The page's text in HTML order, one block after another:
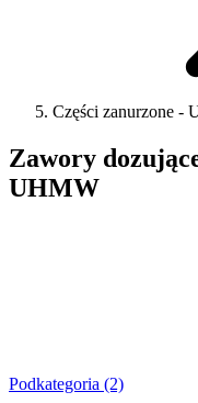
Części zanurzone -
Zawory
UHMW
Podkategoria (2)